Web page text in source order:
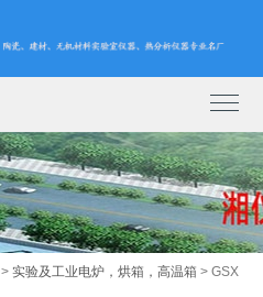
>实验及工业电炉，烘箱，高温箱 > GSX